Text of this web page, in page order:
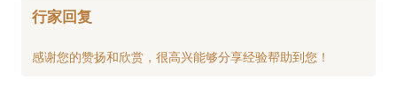
行家回复